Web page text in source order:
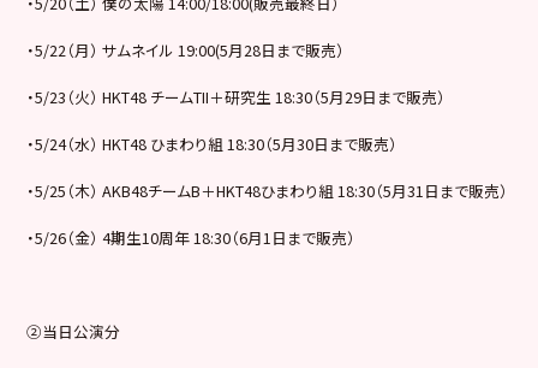
・5/22（月） サムネイル 19:00(5月28日まで販売）
・5/23（火） HKT48 チームTII＋研究生 18:30（5月29日まで販売）
・5/24（水） HKT48 ひまわり組 18:30（5月30日まで販売）
・5/25（木） AKB48チームB＋HKT48ひまわり組 18:30（5月31日まで販売）
・5/26（金） 4期生10周年 18:30（6月1日まで販売）
②当日公演分